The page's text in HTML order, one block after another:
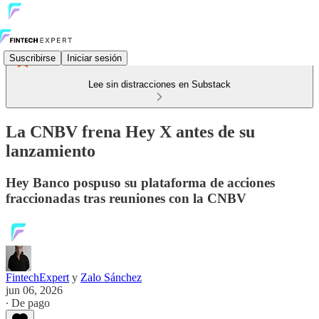
Suscribirse Iniciar sesión
Lee sin distracciones en Substack
La CNBV frena Hey X antes de su
lanzamiento
Hey Banco pospuso su plataforma de acciones
fraccionadas tras reuniones con la CNBV
FintechExpert y Zalo Sánchez
jun 06, 2026
∙ De pago